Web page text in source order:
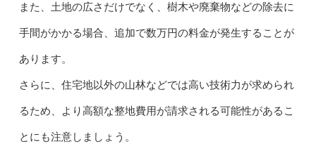
また、土地の広さだけでなく、樹木や廃棄物などの除去に
手間がかかる場合、追加で数万円の料金が発生することが
あります。
さらに、住宅地以外の山林などでは高い技術力が求められ
るため、より高額な整地費用が請求される可能性があるこ
とにも注意しましょう。